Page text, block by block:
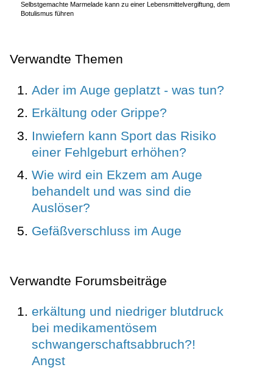
Selbstgemachte Marmelade kann zu einer Lebensmittelvergiftung, dem
Botulismus führen
Verwandte Themen
Ader im Auge geplatzt - was tun?
Erkältung oder Grippe?
Inwiefern kann Sport das Risiko
einer Fehlgeburt erhöhen?
Wie wird ein Ekzem am Auge
behandelt und was sind die
Auslöser?
Gefäßverschluss im Auge
Verwandte Forumsbeiträge
erkältung und niedriger blutdruck
bei medikamentösem
schwangerschaftsabbruch?!
Angst